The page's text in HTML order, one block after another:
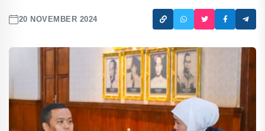
20 NOVEMBER 2024